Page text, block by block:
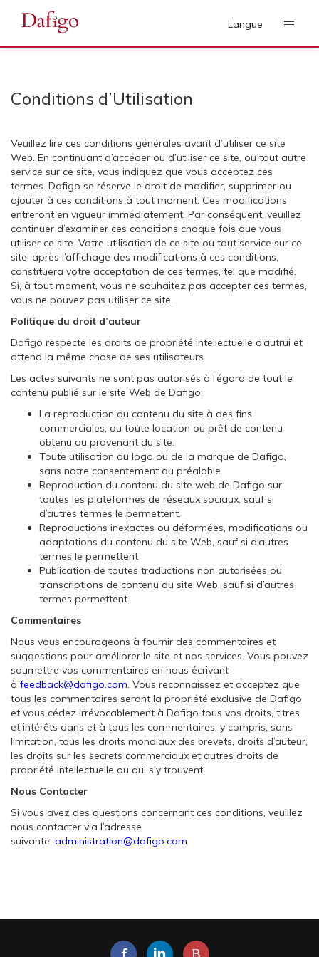
Langue
Conditions d’Utilisation
Veuillez lire ces conditions générales avant d’utiliser ce site
Web. En continuant d’accéder ou d’utiliser ce site, ou tout autre
service sur ce site, vous indiquez que vous acceptez ces
termes. Dafigo se réserve le droit de modifier, supprimer ou
ajouter à ces conditions à tout moment. Ces modifications
entreront en vigueur immédiatement. Par conséquent, veuillez
continuer d’examiner ces conditions chaque fois que vous
utiliser ce site. Votre utilisation de ce site ou tout service sur ce
site, après l’affichage des modifications à ces conditions,
constituera votre acceptation de ces termes, tel que modifié.
Si, à tout moment, vous ne souhaitez pas accepter ces termes,
vous ne pouvez pas utiliser ce site.
Politique du droit d’auteur
Dafigo respecte les droits de propriété intellectuelle d’autrui et
attend la même chose de ses utilisateurs.
Les actes suivants ne sont pas autorisés à l’égard de tout le
contenu publié sur le site Web de Dafigo:
La reproduction du contenu du site à des fins
commerciales, ou toute location ou prêt de contenu
obtenu ou provenant du site.
Toute utilisation du logo ou de la marque de Dafigo,
sans notre consentement au préalable.
Reproduction du contenu du site web de Dafigo sur
toutes les plateformes de réseaux sociaux, sauf si
d’autres termes le permettent.
Reproductions inexactes ou déformées, modifications ou
adaptations du contenu du site Web, sauf si d’autres
termes le permettent
Publication de toutes traductions non autorisées ou
transcriptions de contenu du site Web, sauf si d’autres
termes permettent
Commentaires
Nous vous encourageons à fournir des commentaires et
suggestions pour améliorer le site et nos services. Vous pouvez
soumettre vos commentaires en nous écrivant
à feedback@dafigo.com. Vous reconnaissez et acceptez que
tous les commentaires seront la propriété exclusive de Dafigo
et vous cédez irrévocablement à Dafigo tous vos droits, titres
et intérêts dans et à tous les commentaires, y compris, sans
limitation, tous les droits mondiaux des brevets, droits d’auteur,
les droits sur les secrets commerciaux et autres droits de
propriété intellectuelle ou qui s’y trouvent.
Nous Contacter
Si vous avez des questions concernant ces conditions, veuillez
nous contacter via l’adresse
suivante: administration@dafigo.com
B